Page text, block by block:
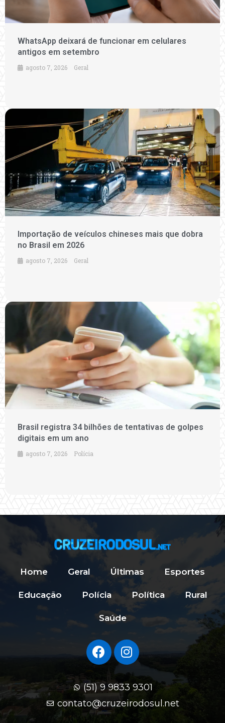
WhatsApp deixará de funcionar em celulares
antigos em setembro
agosto 7, 2026 Geral
Importação de veículos chineses mais que dobra
no Brasil em 2026
agosto 7, 2026 Geral
Brasil registra 34 bilhões de tentativas de golpes
digitais em um ano
agosto 7, 2026 Polícia
Home Geral Últimas Esportes
Educação Polícia Política Rural
Saúde
(51) 9 9833 9301
contato@cruzeirodosul.net